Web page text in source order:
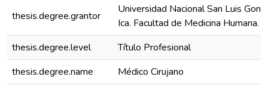
thesis.degree.grantor
Universidad Nacional San Luis
Ica. Facultad de Medicina Humana.
thesis.degree.level
Título Profesional
thesis.degree.name
Médico Cirujano